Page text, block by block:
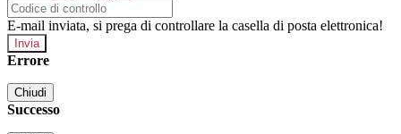
E-mail inviata, si prega di controllare la casella di posta elettronica!
Errore
Chiudi
Successo